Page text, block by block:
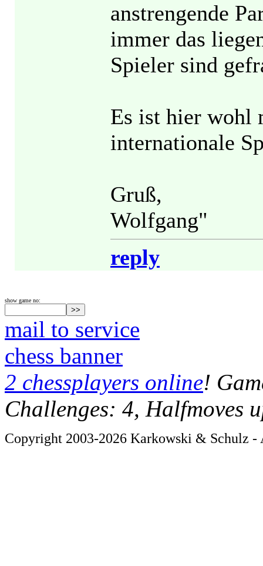
anstrengende
immer das
Spieler sind
Es ist hier wohl
internationale
Gruß,
Wolfgang"
reply
show game no:
mail to service
chess banner
2 chessplayers online!
Challenges: 4, Halfmoves
Copyright 2003-2026 Karkowski & Schulz